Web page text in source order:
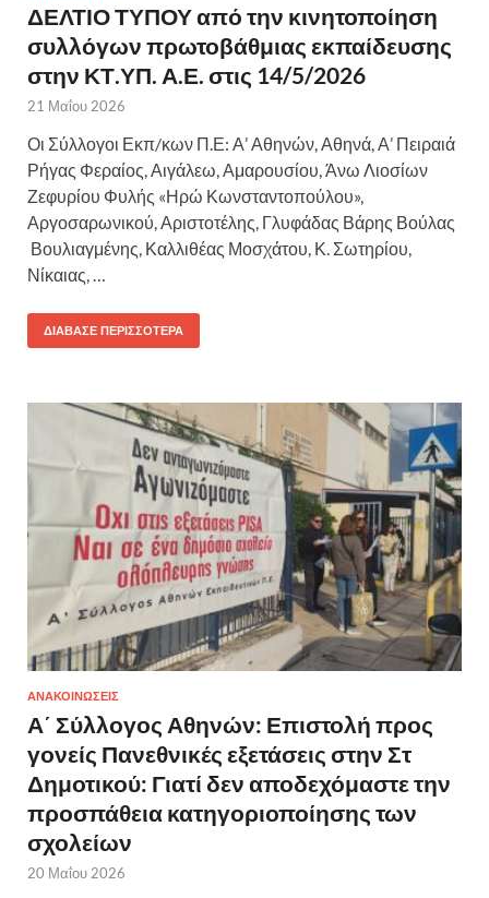
ΔΕΛΤΙΟ ΤΥΠΟΥ από την κινητοποίηση
συλλόγων πρωτοβάθμιας εκπαίδευσης
στην ΚΤ.ΥΠ. Α.Ε. στις 14/5/2026
21 Μαΐου 2026
Οι Σύλλογοι Εκπ/κων Π.Ε: Α’ Αθηνών, Αθηνά, Α’ Πειραιά
Ρήγας Φεραίος, Αιγάλεω, Αμαρουσίου, Άνω Λιοσίων
Ζεφυρίου Φυλής «Ηρώ Κωνσταντοπούλου»,
Αργοσαρωνικού, Αριστοτέλης, Γλυφάδας Βάρης Βούλας
Βουλιαγμένης, Καλλιθέας Μοσχάτου, Κ. Σωτηρίου,
Νίκαιας, …
ΔΙΆΒΑΣΕ ΠΕΡΙΣΣΌΤΕΡΑ
ΑΝΑΚΟΙΝΩΣΕΙΣ
Α΄ Σύλλογος Αθηνών: Επιστολή προς
γονείς Πανεθνικές εξετάσεις στην Στ
Δημοτικού: Γιατί δεν αποδεχόμαστε την
προσπάθεια κατηγοριοποίησης των
σχολείων
20 Μαΐου 2026